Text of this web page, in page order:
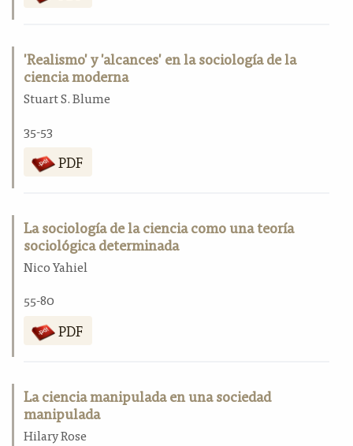
'Realismo' y 'alcances' en la sociología de la
ciencia moderna
Stuart S. Blume
35-53
PDF
La sociología de la ciencia como una teoría
sociológica determinada
Nico Yahiel
55-80
PDF
La ciencia manipulada en una sociedad
manipulada
Hilary Rose